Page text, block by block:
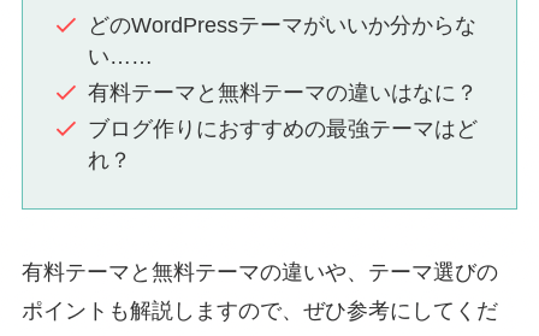
どのWordPressテーマがいいか分からな
い……
有料テーマと無料テーマの違いはなに？
ブログ作りにおすすめの最強テーマはど
れ？
有料テーマと無料テーマの違いや、テーマ選びの
ポイントも解説しますので、ぜひ参考にしてくだ